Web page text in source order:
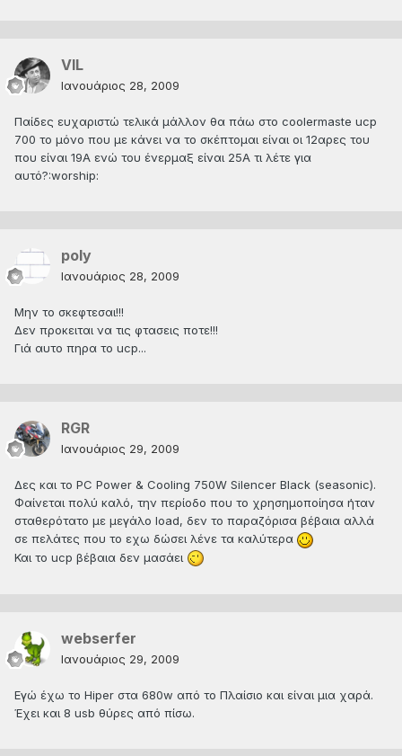
VIL
Ιανουάριος 28, 2009
Παίδες ευχαριστώ τελικά μάλλον θα πάω στο coolermaste ucp
700 το μόνο που με κάνει να το σκέπτομαι είναι οι 12αρες του
που είναι 19Α ενώ του ένερμαξ είναι 25Α τι λέτε για
αυτό?:worship:
poly
Ιανουάριος 28, 2009
Μην το σκεφτεσαι!!!
Δεν προκειται να τις φτασεις ποτε!!!
Γιά αυτο πηρα το ucp...
RGR
Ιανουάριος 29, 2009
Δες και το PC Power & Cooling 750W Silencer Black (seasonic).
Φαίνεται πολύ καλό, την περίοδο που το χρησημοποίησα ήταν
σταθερότατο με μεγάλο load, δεν το παραζόρισα βέβαια αλλά
σε πελάτες που το εχω δώσει λένε τα καλύτερα
Και το ucp βέβαια δεν μασάει
webserfer
Ιανουάριος 29, 2009
Εγώ έχω το Hiper στα 680w από το Πλαίσιο και είναι μια χαρά.
Έχει και 8 usb θύρες από πίσω.